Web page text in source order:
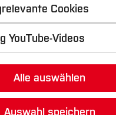
1, D-44801 Bochum
Bilbao: Lazy
Bilbao's work is
with
Cookies
YouTube-Videos
Alle auswählen
Auswahl speichern